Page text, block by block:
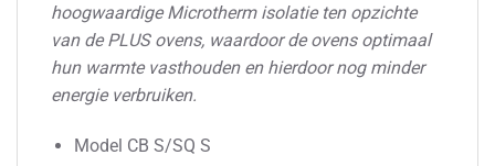
hoogwaardige Microtherm isolatie ten opzichte
van de PLUS ovens, waardoor de ovens optimaal
hun warmte vasthouden en hierdoor nog minder
energie verbruiken.
Model CB S/SQ S